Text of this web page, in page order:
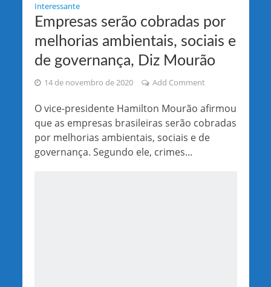
Interessante
Empresas serão cobradas por
melhorias ambientais, sociais e
de governança, Diz Mourão
14 de novembro de 2020 Add Comment
O vice-presidente Hamilton Mourão afirmou
que as empresas brasileiras serão cobradas
por melhorias ambientais, sociais e de
governança. Segundo ele, crimes...